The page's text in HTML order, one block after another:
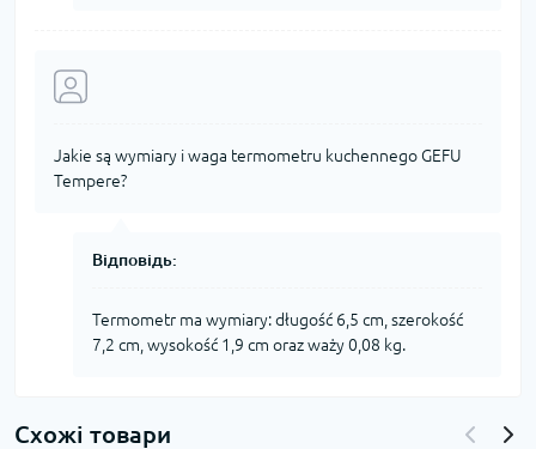
Jakie są wymiary i waga termometru kuchennego GEFU
Tempere?
Відповідь:
Termometr ma wymiary: długość 6,5 cm, szerokość
7,2 cm, wysokość 1,9 cm oraz waży 0,08 kg.
Схожі товари